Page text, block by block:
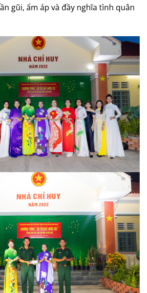
gũi, ấm áp và đầy nghĩa tình quân